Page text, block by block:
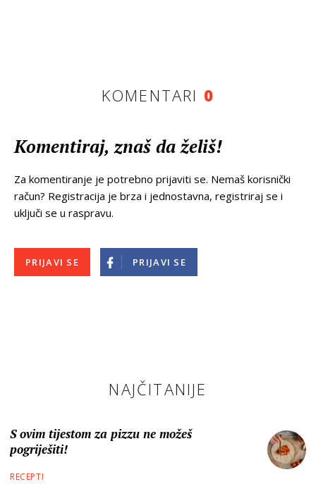
KOMENTARI 0
Komentiraj, znaš da želiš!
Za komentiranje je potrebno prijaviti se. Nemaš korisnički
račun? Registracija je brza i jednostavna, registriraj se i
uključi se u raspravu.
PRIJAVI SE PRIJAVI SE
NAJČITANIJE
S ovim tijestom za pizzu ne možeš
pogriješiti!
RECEPTI